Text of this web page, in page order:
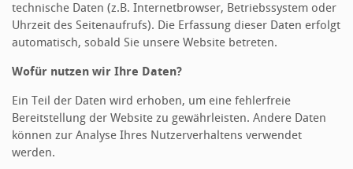
technische Daten (z.B. Internetbrowser, Betriebssystem oder
Uhrzeit des Seitenaufrufs). Die Erfassung dieser Daten erfolgt
automatisch, sobald Sie unsere Website betreten.
Wofür nutzen wir Ihre Daten?
Ein Teil der Daten wird erhoben, um eine fehlerfreie
Bereitstellung der Website zu gewährleisten. Andere Daten
können zur Analyse Ihres Nutzerverhaltens verwendet
werden.